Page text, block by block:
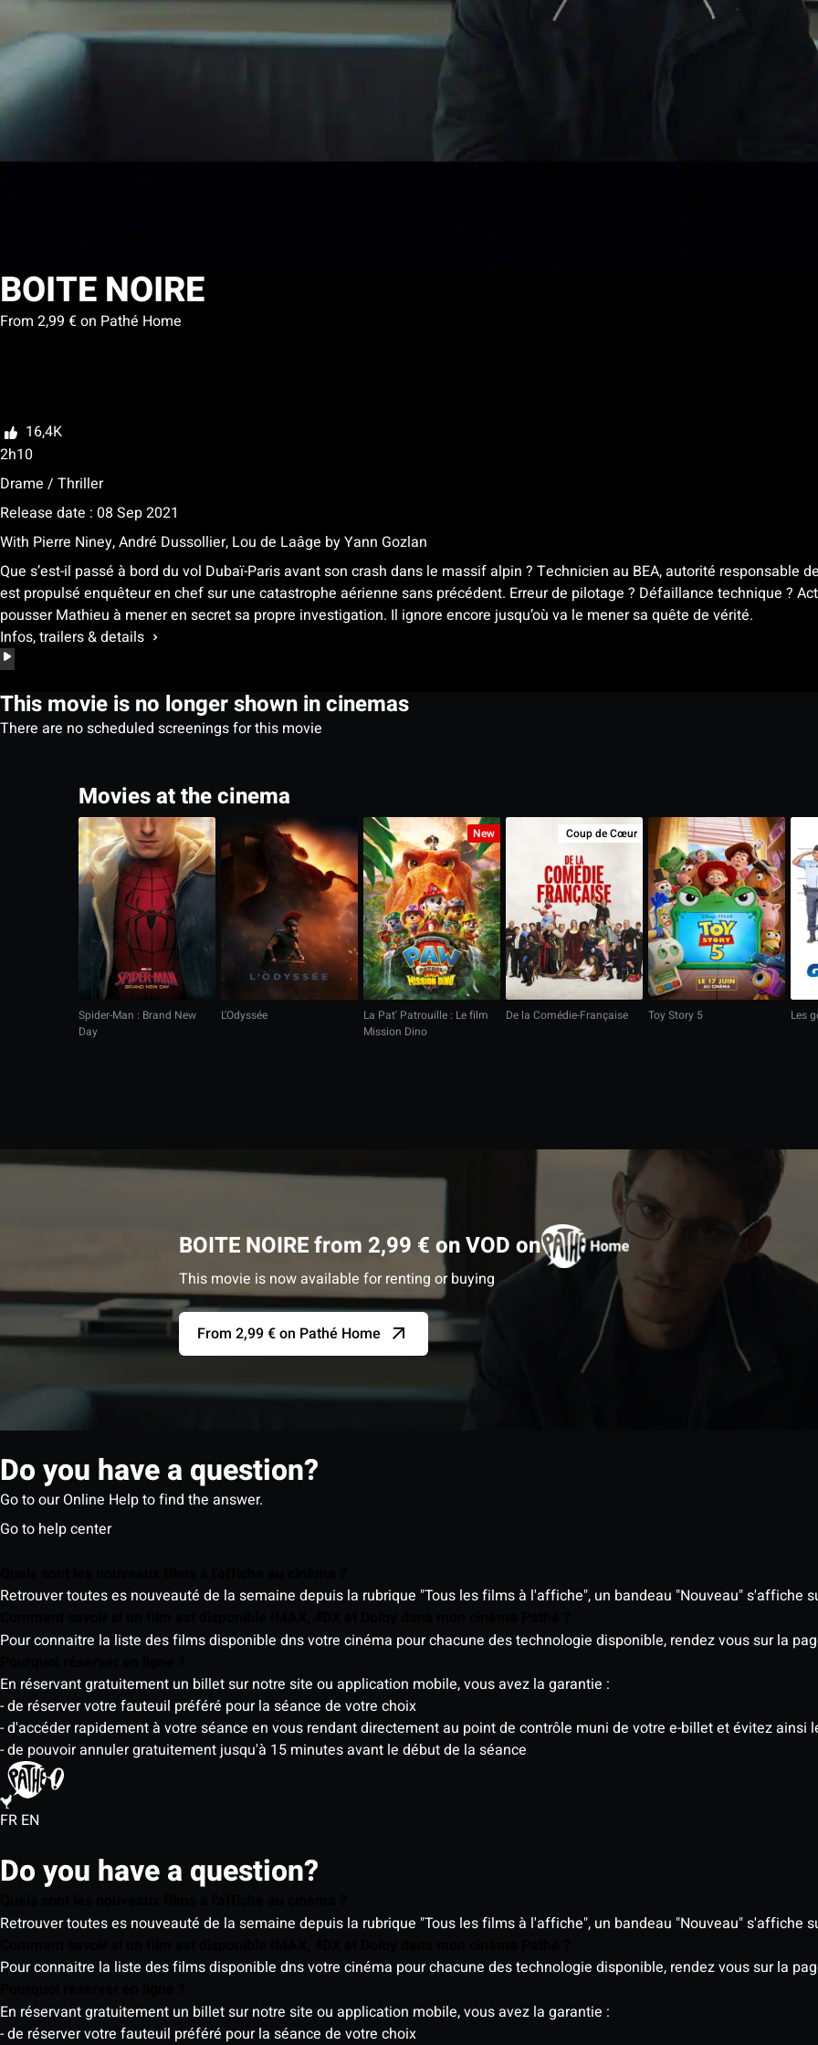
BOITE NOIRE
From 2,99 € on Pathé Home
16,4K
2h10
Drame / Thriller
Release date : 08 Sep 2021
With Pierre Niney, André Dussollier, Lou de Laâge byYann Gozlan
Que s’est-il passé à bord du vol Dubaï-Paris avant son crash dans le massif alpin ? Technicien au BEA, autorité responsable
est propulsé enquêteur en chef sur une catastrophe aérienne sans précédent. Erreur de pilotage ? Défaillance technique ?
pousser Mathieu à mener en secret sa propre investigation. Il ignore encore jusqu’où va le mener sa quête de vérité.
Infos, trailers & details
This movie is no longer shown in cinemas
There are no scheduled screenings for this movie
Movies at the cinema
Spider-Man : Brand New
Day
L'Odyssée
La Pat' Patrouille : Le film
Mission Dino
New
De la Comédie-Française
Coup de Cœur
Toy Story 5 Les
BOITE NOIRE from 2,99 € on VOD on
This movie is now available for renting or buying
From 2,99 € on Pathé Home
Do you have a question?
Go to our Online Help to find the answer.
Go to help center
Retrouver toutes es nouveauté de la semaine depuis la rubrique "Tous les films à l'affiche", un bandeau "Nouveau" s'affiche
Pour connaitre la liste des films disponible dns votre cinéma pour chacune des technologie disponible, rendez vous sur la
En réservant gratuitement un billet sur notre site ou application mobile, vous avez la garantie :
- de réserver votre fauteuil préféré pour la séance de votre choix
- d'accéder rapidement à votre séance en vous rendant directement au point de contrôle muni de votre e-billet et évitez ainsi
- de pouvoir annuler gratuitement jusqu'à 15 minutes avant le début de la séance
FR EN
Do you have a question?
Retrouver toutes es nouveauté de la semaine depuis la rubrique "Tous les films à l'affiche", un bandeau "Nouveau" s'affiche
Pour connaitre la liste des films disponible dns votre cinéma pour chacune des technologie disponible, rendez vous sur la
En réservant gratuitement un billet sur notre site ou application mobile, vous avez la garantie :
- de réserver votre fauteuil préféré pour la séance de votre choix